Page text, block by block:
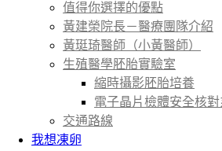
值得你選擇的優點
黃建榮院長－醫療團隊介紹
黃珽琦醫師（小黃醫師）
生殖醫學胚胎實驗室
縮時攝影胚胎培養
電子晶片檢體安全核
交通路線
我想凍卵